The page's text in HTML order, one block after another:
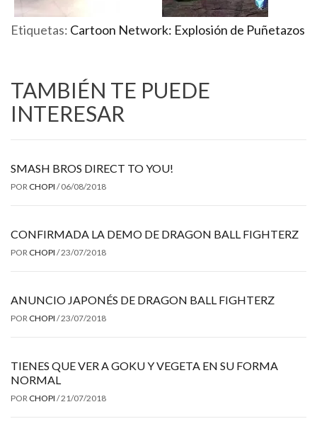
Etiquetas: Cartoon Network: Explosión de Puñetazos
TAMBIÉN TE PUEDE
INTERESAR
SMASH BROS DIRECT TO YOU!
POR CHOPI / 06/08/2018
CONFIRMADA LA DEMO DE DRAGON BALL FIGHTERZ
POR CHOPI /23/07/2018
ANUNCIO JAPONÉS DE DRAGON BALL FIGHTERZ
POR CHOPI /23/07/2018
TIENES QUE VER A GOKU Y VEGETA EN SU FORMA
NORMAL
POR CHOPI /21/07/2018